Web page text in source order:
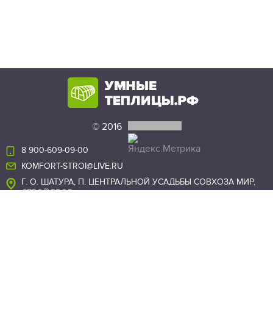
©2016
8 900-609-09-00
KOMFORT-STROI@LIVE.RU
Г. О. ШАТУРА, П. ЦЕНТРАЛЬНОЙ УСАДЬБЫ СОВХОЗА МИР,
СТРОЙДВОР